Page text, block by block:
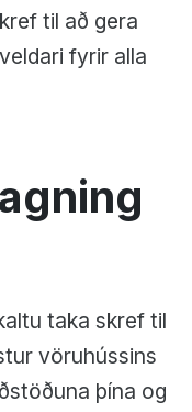
til að gera
fyrir alla
taka skref til
vöruhússins
þína og